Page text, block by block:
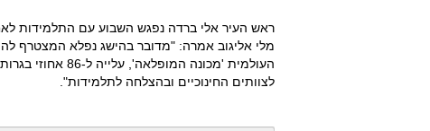
ראש העיר אלי ברדה נפגש השבוע עם התלמידות
מלי אליגוב אמרה: "מדובר בהישג נפלא המצטרף
העולמית 'מכונה
לצוותים החינוכיים ובהצלחה לתלמידות".